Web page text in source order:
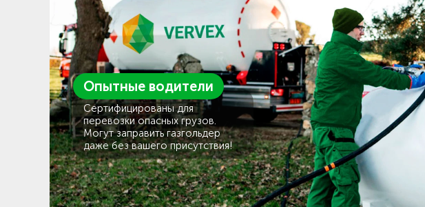
Опытные водители
Сертифицированы для
перевозки опасных грузов.
Могут заправить газгольдер
даже без вашего присутствия!